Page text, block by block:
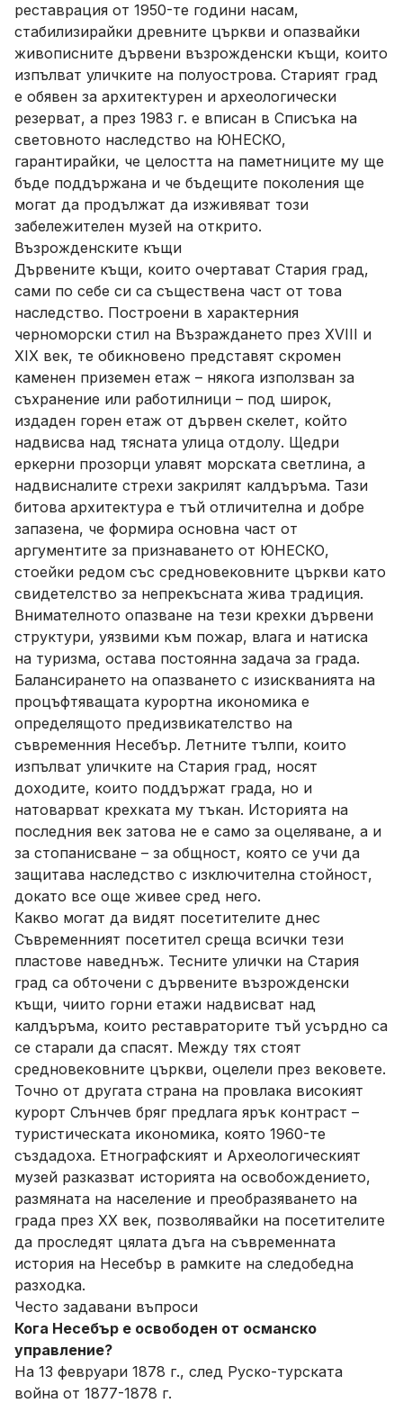
реставрация от 1950-те години насам,
стабилизирайки древните църкви и опазвайки
живописните дървени възрожденски къщи, които
изпълват уличките на полуострова. Старият град
е обявен за архитектурен и археологически
резерват, а през 1983 г. е вписан в Списъка на
световното наследство на ЮНЕСКО,
гарантирайки, че целостта на паметниците му ще
бъде поддържана и че бъдещите поколения ще
могат да продължат да изживяват този
забележителен музей на открито.
Възрожденските къщи
Дървените къщи, които очертават Стария град,
сами по себе си са съществена част от това
наследство. Построени в характерния
черноморски стил на Възраждането през XVIII и
XIX век, те обикновено представят скромен
каменен приземен етаж – някога използван за
съхранение или работилници – под широк,
издаден горен етаж от дървен скелет, който
надвисва над тясната улица отдолу. Щедри
еркерни прозорци улавят морската светлина, а
надвисналите стрехи закрилят калдъръма. Тази
битова архитектура е тъй отличителна и добре
запазена, че формира основна част от
аргументите за признаването от ЮНЕСКО,
стоейки редом със средновековните църкви като
свидетелство за непрекъсната жива традиция.
Внимателното опазване на тези крехки дървени
структури, уязвими към пожар, влага и натиска
на туризма, остава постоянна задача за града.
Балансирането на опазването с изискванията на
процъфтяващата курортна икономика е
определящото предизвикателство на
съвременния Несебър. Летните тълпи, които
изпълват уличките на Стария град, носят
доходите, които поддържат града, но и
натоварват крехката му тъкан. Историята на
последния век затова не е само за оцеляване, а и
за стопанисване – за общност, която се учи да
защитава наследство с изключителна стойност,
докато все още живее сред него.
Какво могат да видят посетителите днес
Съвременният посетител среща всички тези
пластове наведнъж. Тесните улички на Стария
град са обточени с дървените възрожденски
къщи, чиито горни етажи надвисват над
калдъръма, които реставраторите тъй усърдно са
се старали да спасят. Между тях стоят
средновековните църкви, оцелели през вековете.
Точно от другата страна на провлака високият
курорт Слънчев бряг предлага ярък контраст –
туристическата икономика, която 1960-те
създадоха. Етнографският и Археологическият
музей разказват историята на освобождението,
размяната на население и преобразяването на
града през XX век, позволявайки на посетителите
да проследят цялата дъга на съвременната
история на Несебър в рамките на следобедна
разходка.
Често задавани въпроси
Кога Несебър е освободен от османско
управление?
На 13 февруари 1878 г., след Руско-турската
война от 1877-1878 г.